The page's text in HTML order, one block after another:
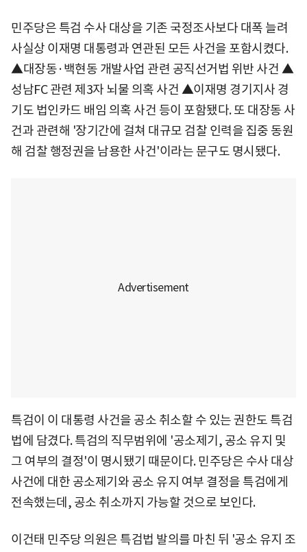
민주당은 특검 수사 대상을 기존 국정조사보다 대폭 늘려
사실상 이재명 대통령과 연관된 모든 사건을 포함시켰다.
▲대장동·백현동 개발사업 관련 공직선거법 위반 사건 ▲
성남FC 관련 제3자 뇌물 의혹 사건 ▲이재명 경기지사 경
기도 법인카드 배임 의혹 사건 등이 포함됐다. 또 대장동 사
건과 관련해 '장기간에 걸쳐 대규모 검찰 인력을 집중 동원
해 검찰 행정권을 남용한 사건'이라는 문구도 명시됐다.
특검이 이 대통령 사건을 공소 취소할 수 있는 권한도 특검
법에 담겼다. 특검의 직무범위에 '공소제기, 공소 유지 및
그 여부의 결정'이 명시됐기 때문이다. 민주당은 수사 대상
사건에 대한 공소제기와 공소 유지 여부 결정을 특검에게
전속했는데, 공소 취소까지 가능할 것으로 보인다.
이건태 민주당 의원은 특검법 발의를 마친 뒤 '공소 유지 조